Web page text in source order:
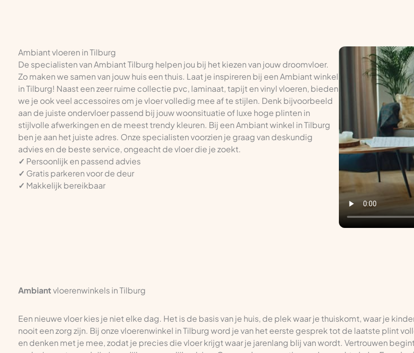
Ambiant vloeren in Tilburg
De specialisten van Ambiant Tilburg helpen jou bij het kiezen van jouw droomvloer.
Zo maken we samen van jouw huis een thuis. Laat je inspireren bij een Ambiant winkel
in Tilburg! Naast een zeer ruime collectie pvc, laminaat, tapijt en vinyl vloeren, bieden
we je ook veel accessoires om je vloer volledig mee af te stijlen. Denk bijvoorbeeld
aan de juiste ondervloer passend bij jouw woonsituatie of luxe hoge plinten in
stijlvolle afwerkingen en de meest trendy kleuren. Bij een Ambiant winkel in Tilburg
ben je aan het juiste adres. Onze specialisten voorzien je graag van deskundig
advies en de beste service, ongeacht de vloer die je zoekt.
✓ Persoonlijk en passend advies
✓ Gratis parkeren voor de deur
✓ Makkelijk bereikbaar
Ambiantvloerenwinkels in Tilburg
Een nieuwe vloer kies je niet elke dag. Het is de basis van je huis, de plek waar je thuiskomt, waar je
nooit een zorg zijn. Bij onze vloerenwinkel in Tilburg word je van het eerste gesprek tot de laatste plint
en denken met je mee, zodat je precies die vloer krijgt waar je jarenlang blij van wordt. Vertrouwen